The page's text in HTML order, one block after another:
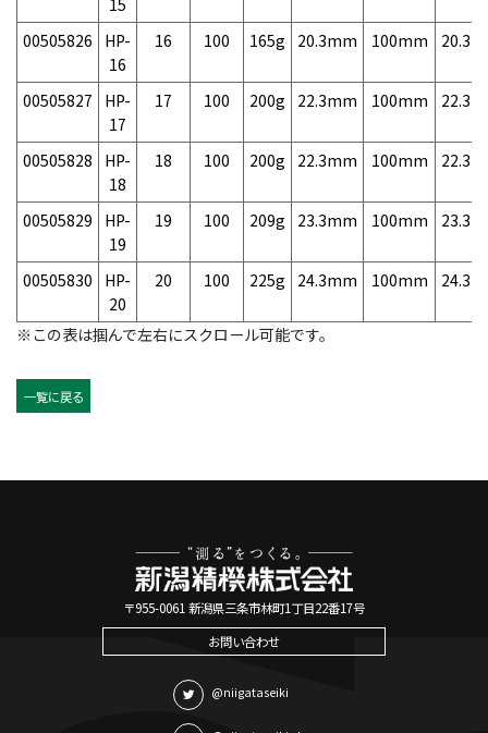
00505826
HP-
16
16 100 165g 20.3mm 100mm
00505827
HP-
17
17 100 200g 22.3mm 100mm
00505828
HP-
18
18 100 200g 22.3mm 100mm
00505829
HP-
19
19 100 209g 23.3mm 100mm
00505830
HP-
20
20 100 225g 24.3mm 100mm
※この表は掴んで左右にスクロール可能です。
一覧に戻る
〒955-0061 新潟県三条市林町1丁目22番17号
お問い合わせ
@niigataseiki